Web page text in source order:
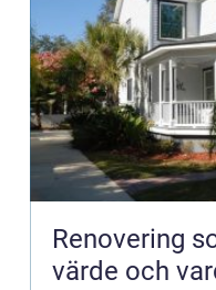
Renovering
värde och